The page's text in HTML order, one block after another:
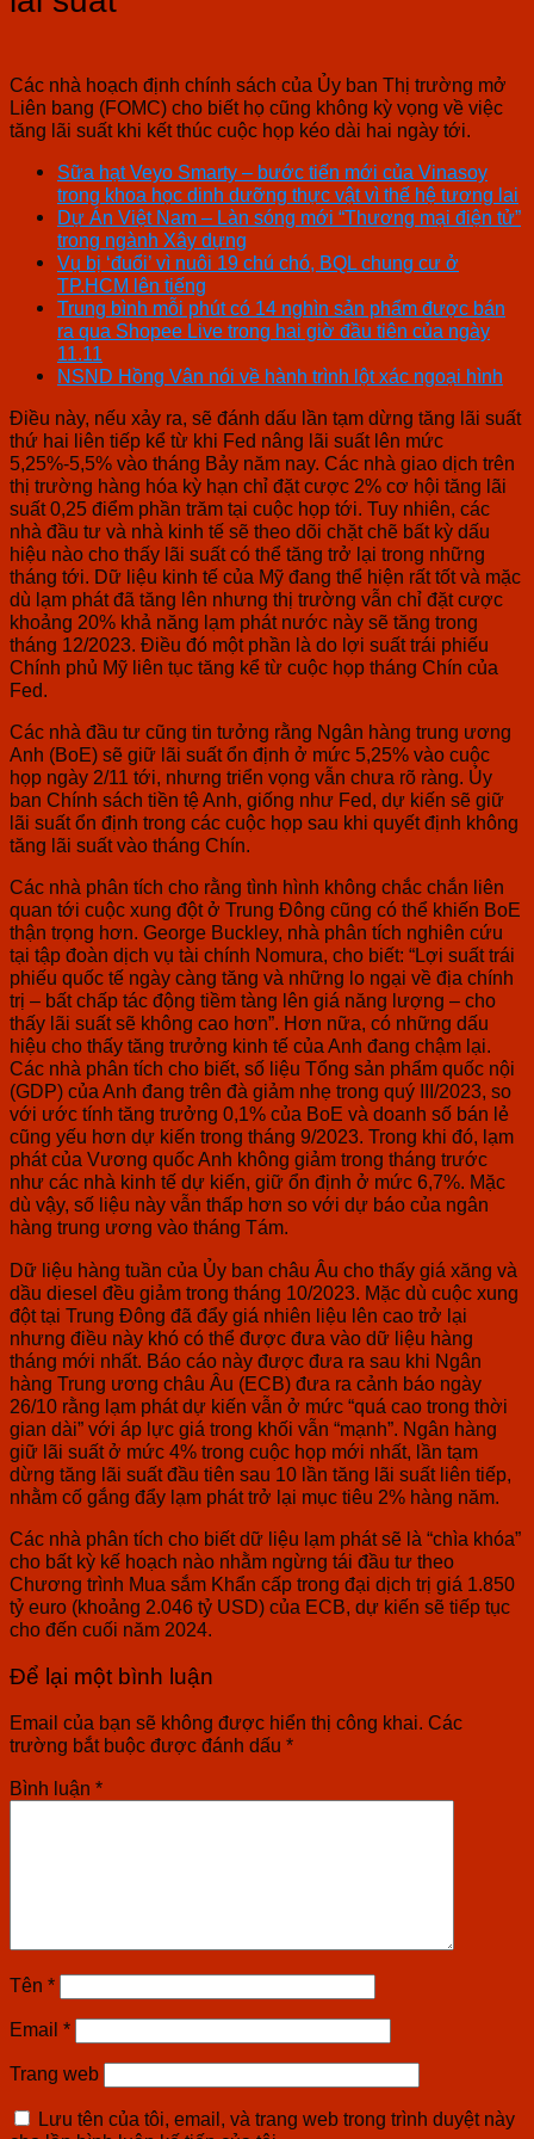
Các nhà hoạch định chính sách của Ủy ban Thị trường mở
Liên bang (FOMC) cho biết họ cũng không kỳ vọng về việc
tăng lãi suất khi kết thúc cuộc họp kéo dài hai ngày tới.
Sữa hạt Veyo Smarty – bước tiến mới của Vinasoy
trong khoa học dinh dưỡng thực vật vì thế hệ tương lai
Dự Án Việt Nam – Làn sóng mới “Thương mại điện tử”
trong ngành Xây dựng
Vụ bị ‘đuổi’ vì nuôi 19 chú chó, BQL chung cư ở
TP.HCM lên tiếng
Trung bình mỗi phút có 14 nghìn sản phẩm được bán
ra qua Shopee Live trong hai giờ đầu tiên của ngày
11.11
NSND Hồng Vân nói về hành trình lột xác ngoại hình
Điều này, nếu xảy ra, sẽ đánh dấu lần tạm dừng tăng lãi suất
thứ hai liên tiếp kể từ khi Fed nâng lãi suất lên mức
5,25%-5,5% vào tháng Bảy năm nay. Các nhà giao dịch trên
thị trường hàng hóa kỳ hạn chỉ đặt cược 2% cơ hội tăng lãi
suất 0,25 điểm phần trăm tại cuộc họp tới. Tuy nhiên, các
nhà đầu tư và nhà kinh tế sẽ theo dõi chặt chẽ bất kỳ dấu
hiệu nào cho thấy lãi suất có thể tăng trở lại trong những
tháng tới. Dữ liệu kinh tế của Mỹ đang thể hiện rất tốt và mặc
dù lạm phát đã tăng lên nhưng thị trường vẫn chỉ đặt cược
khoảng 20% khả năng lạm phát nước này sẽ tăng trong
tháng 12/2023. Điều đó một phần là do lợi suất trái phiếu
Chính phủ Mỹ liên tục tăng kể từ cuộc họp tháng Chín của
Fed.
Các nhà đầu tư cũng tin tưởng rằng Ngân hàng trung ương
Anh (BoE) sẽ giữ lãi suất ổn định ở mức 5,25% vào cuộc
họp ngày 2/11 tới, nhưng triển vọng vẫn chưa rõ ràng. Ủy
ban Chính sách tiền tệ Anh, giống như Fed, dự kiến sẽ giữ
lãi suất ổn định trong các cuộc họp sau khi quyết định không
tăng lãi suất vào tháng Chín.
Các nhà phân tích cho rằng tình hình không chắc chắn liên
quan tới cuộc xung đột ở Trung Đông cũng có thể khiến BoE
thận trọng hơn. George Buckley, nhà phân tích nghiên cứu
tại tập đoàn dịch vụ tài chính Nomura, cho biết: “Lợi suất trái
phiếu quốc tế ngày càng tăng và những lo ngại về địa chính
trị – bất chấp tác động tiềm tàng lên giá năng lượng – cho
thấy lãi suất sẽ không cao hơn”. Hơn nữa, có những dấu
hiệu cho thấy tăng trưởng kinh tế của Anh đang chậm lại.
Các nhà phân tích cho biết, số liệu Tổng sản phẩm quốc nội
(GDP) của Anh đang trên đà giảm nhẹ trong quý III/2023, so
với ước tính tăng trưởng 0,1% của BoE và doanh số bán lẻ
cũng yếu hơn dự kiến trong tháng 9/2023. Trong khi đó, lạm
phát của Vương quốc Anh không giảm trong tháng trước
như các nhà kinh tế dự kiến, giữ ổn định ở mức 6,7%. Mặc
dù vậy, số liệu này vẫn thấp hơn so với dự báo của ngân
hàng trung ương vào tháng Tám.
Dữ liệu hàng tuần của Ủy ban châu Âu cho thấy giá xăng và
dầu diesel đều giảm trong tháng 10/2023. Mặc dù cuộc xung
đột tại Trung Đông đã đẩy giá nhiên liệu lên cao trở lại
nhưng điều này khó có thể được đưa vào dữ liệu hàng
tháng mới nhất. Báo cáo này được đưa ra sau khi Ngân
hàng Trung ương châu Âu (ECB) đưa ra cảnh báo ngày
26/10 rằng lạm phát dự kiến vẫn ở mức “quá cao trong thời
gian dài” với áp lực giá trong khối vẫn “mạnh”. Ngân hàng
giữ lãi suất ở mức 4% trong cuộc họp mới nhất, lần tạm
dừng tăng lãi suất đầu tiên sau 10 lần tăng lãi suất liên tiếp,
nhằm cố gắng đẩy lạm phát trở lại mục tiêu 2% hàng năm.
Các nhà phân tích cho biết dữ liệu lạm phát sẽ là “chìa khóa”
cho bất kỳ kế hoạch nào nhằm ngừng tái đầu tư theo
Chương trình Mua sắm Khẩn cấp trong đại dịch trị giá 1.850
tỷ euro (khoảng 2.046 tỷ USD) của ECB, dự kiến sẽ tiếp tục
cho đến cuối năm 2024.
Để lại một bình luận
Email của bạn sẽ không được hiển thị công khai. Các
trường bắt buộc được đánh dấu *
Bình luận *
Tên *
Email *
Trang web
Lưu tên của tôi, email, và trang web trong trình duyệt này